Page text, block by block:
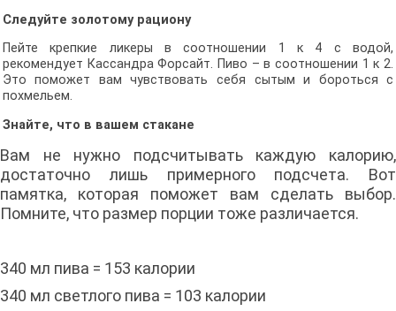
Следуйте золотому рациону
Пейте крепкие ликеры в соотношении 1 к 4 с водой,
рекомендует Кассандра Форсайт. Пиво – в соотношении 1 к 2.
Это поможет вам чувствовать себя сытым и бороться с
похмельем.
Знайте, что в вашем стакане
Вам не нужно подсчитывать каждую калорию,
достаточно лишь примерного подсчета. Вот
памятка, которая поможет вам сделать выбор.
Помните, что размер порции тоже различается.
340 мл пива = 153 калории
340 мл светлого пива = 103 калории